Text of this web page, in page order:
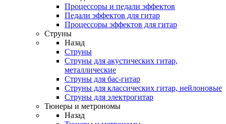
Процессоры и педали эффектов
Педали эффектов для гитар
Процессоры эффектов для гитар
Струны
Назад
Струны
Струны для акустических гитар,
металлические
Струны для бас-гитар
Струны для классических гитар, нейлоновые
Струны для электрогитар
Тюнеры и метрономы
Назад